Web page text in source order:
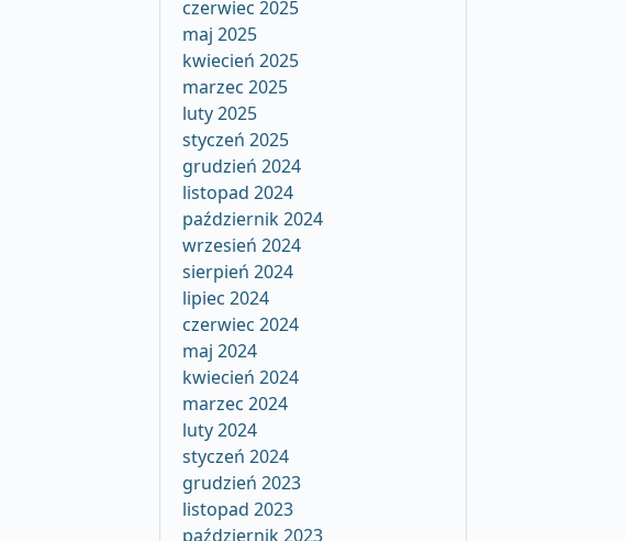
czerwiec 2025
maj 2025
kwiecień 2025
marzec 2025
luty 2025
styczeń 2025
grudzień 2024
listopad 2024
październik 2024
wrzesień 2024
sierpień 2024
lipiec 2024
czerwiec 2024
maj 2024
kwiecień 2024
marzec 2024
luty 2024
styczeń 2024
grudzień 2023
listopad 2023
październik 2023